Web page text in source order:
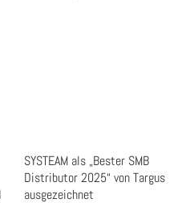
SYSTEAM als „Bester SMB
Distributor 2025“ von Targus
ausgezeichnet